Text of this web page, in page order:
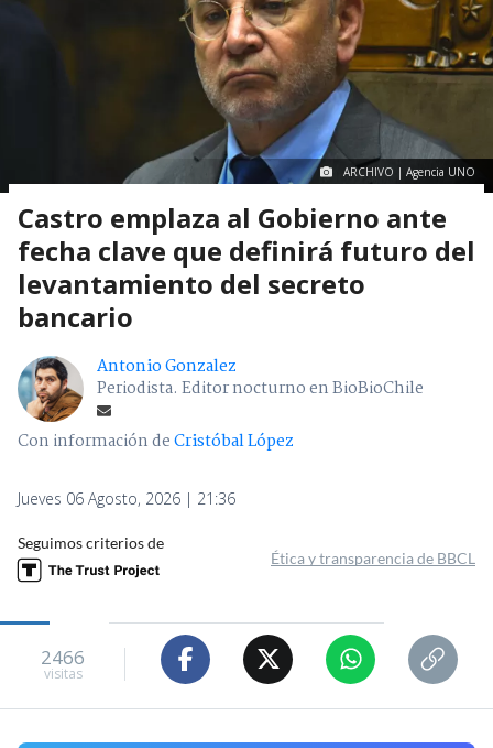
ARCHIVO | Agencia UNO
Castro emplaza al Gobierno ante
fecha clave que definirá futuro del
levantamiento del secreto
bancario
Antonio Gonzalez
Periodista. Editor nocturno en BioBioChile
Con información deCristóbal López
Jueves 06 Agosto, 2026 | 21:36
Seguimos criterios de
Ética y transparencia de BBCL
2466
visitas